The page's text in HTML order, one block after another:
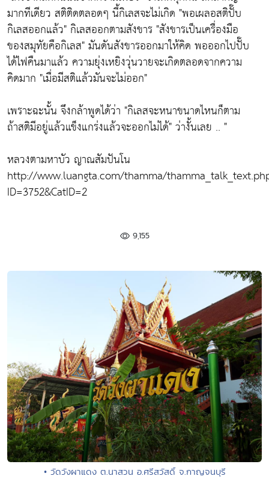
มากทีเดียว สติติดตลอดๆ นี้กิเลสจะไม่เกิด "พอเผลอสติปั๊บ
กิเลสออกแล้ว" กิเลสออกตามสังขาร "สังขารเป็นเครื่องมือ
ของสมุทัยคือกิเลส"มันดันสังขารออกมาให้คิด พอออกไปปั๊บ
ได้ไฟคืนมาแล้ว ความยุ่งเหยิงวุ่นวายจะเกิดตลอดจากความ
คิดมาก "เมื่อมีสติแล้วมันจะไม่ออก"
เพราะฉะนั้น จึงกล้าพูดได้ว่า "กิเลสจะหนาขนาดไหนก็ตาม
ถ้าสติมีอยู่แล้วแข็งแกร่งแล้วจะออกไม่ได้"ว่างั้นเลย .. "
หลวงตามหาบัว ญาณสัมปันโน
http://www.luangta.com/thamma/
ID=3752&CatID=2
9,155
• วัดวังผาแดง ต.นาสวน อ.ศรีสวัสดิ์ จ.กาญจนบุรี